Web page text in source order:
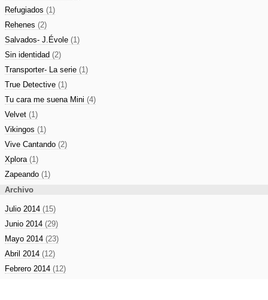
Refugiados (1)
Rehenes (2)
Salvados- J.Évole (1)
Sin identidad (2)
Transporter- La serie (1)
True Detective (1)
Tu cara me suena Mini (4)
Velvet (1)
Vikingos (1)
Vive Cantando (2)
Xplora (1)
Zapeando (1)
Archivo
Julio 2014 (15)
Junio 2014 (29)
Mayo 2014 (23)
Abril 2014 (12)
Febrero 2014 (12)